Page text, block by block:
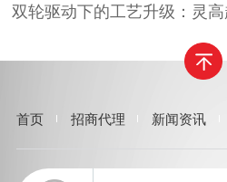
双轮驱动下的工艺升级：灵高超声波
首页 招商代理 新闻资讯